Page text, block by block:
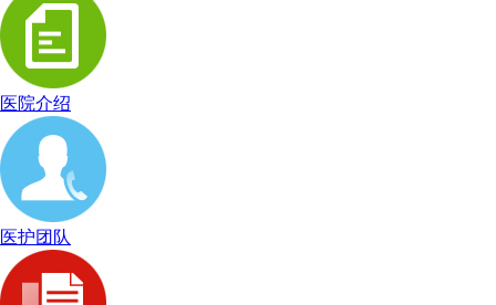
医院介绍
医护团队